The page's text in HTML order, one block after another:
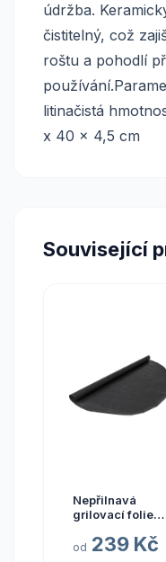
údržba.
čistitelný, což
roštu a pohodlí
litinačistá
x 40 x 4,5 cm
Související
Nepřilnavá
grilovací folie
od 239 Kč